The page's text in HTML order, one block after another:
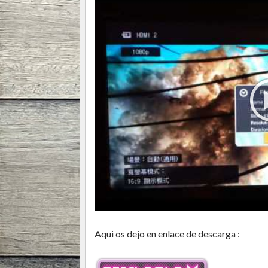
Aqui os dejo en enlace de descarga :